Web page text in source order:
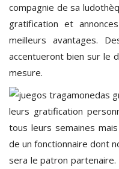
compagnie de sa
gratification et
meilleurs avantages.
accentueront bien sur le
mesure.
leurs gratification
tous leurs semaines
de un fonctionnaire dont
sera le patron partenaire.